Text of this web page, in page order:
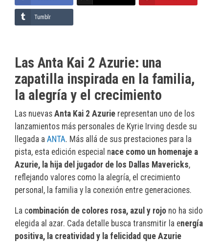
Tumblr
Las Anta Kai 2 Azurie: una
zapatilla inspirada en la familia,
la alegría y el crecimiento
Las nuevas Anta Kai 2 Azurie representan uno de los
lanzamientos más personales de Kyrie Irving desde su
llegada a ANTA. Más allá de sus prestaciones para la
pista, esta edición especial nace como un homenaje a
Azurie, la hija del jugador de los Dallas Mavericks,
reflejando valores como la alegría, el crecimiento
personal, la familia y la conexión entre generaciones.
La combinación de colores rosa, azul y rojo no ha sido
elegida al azar. Cada detalle busca transmitir la energía
positiva, la creatividad y la felicidad que Azurie